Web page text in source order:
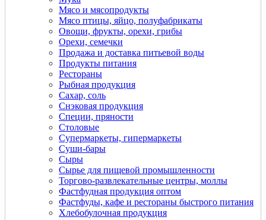
Мясо и мясопродукты
Мясо птицы, яйцо, полуфабрикаты
Овощи, фрукты, орехи, грибы
Орехи, семечки
Продажа и доставка питьевой воды
Продукты питания
Рестораны
Рыбная продукция
Сахар, соль
Снэковая продукция
Специи, пряности
Столовые
Супермаркеты, гипермаркеты
Суши-бары
Сыры
Сырье для пищевой промышленности
Торгово-развлекательные центры, моллы
Фастфудная продукция оптом
Фастфуды, кафе и рестораны быстрого питания
Хлебобулочная продукция